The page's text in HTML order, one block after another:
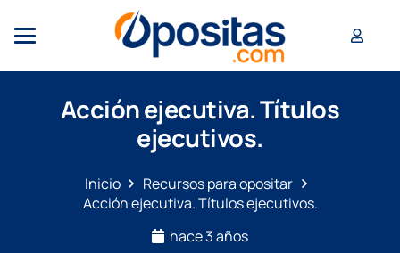
Acción ejecutiva. Títulos
ejecutivos.
Inicio
Recursos para opositar
Acción ejecutiva. Títulos ejecutivos.
hace 3 años